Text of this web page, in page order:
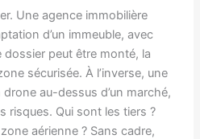
Une agence immobilière
d’un immeuble, avec
dossier peut être monté, la
sécurisée. À l’inverse, une
au-dessus d’un marché,
risques. Qui sont les tiers ?
aérienne ? Sans cadre,